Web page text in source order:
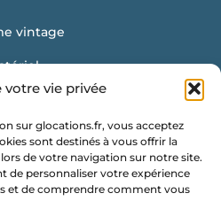
votre vie privée
sur glocations.fr, vous acceptez
sont destinés à vous offrir la
de votre navigation sur notre site.
de personnaliser votre expérience
et de comprendre comment vous
vintage
conteneur